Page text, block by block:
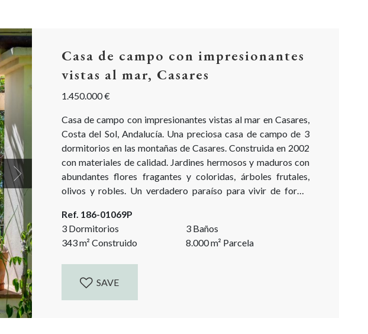
Next
Casa de campo con impresionantes
vistas al mar, Casares
1.450.000 €
Casa de campo con impresionantes vistas al mar en Casares,
Costa del Sol, Andalucía. Una preciosa casa de campo de 3
dormitorios en las montañas de Casares. Construida en 2002
con materiales de calidad. Jardines hermosos y maduros con
abundantes flores fragantes y coloridas, árboles frutales,
olivos y robles. Un verdadero paraíso para vivir de forma
hecho realidad! Se accede por...
Ref. 186-01069P
3 Dormitorios
3 Baños
343m² Construido 8.000m² Parcela
SAVE